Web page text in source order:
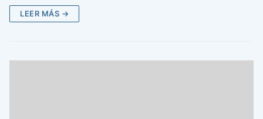
LEER MÁS →